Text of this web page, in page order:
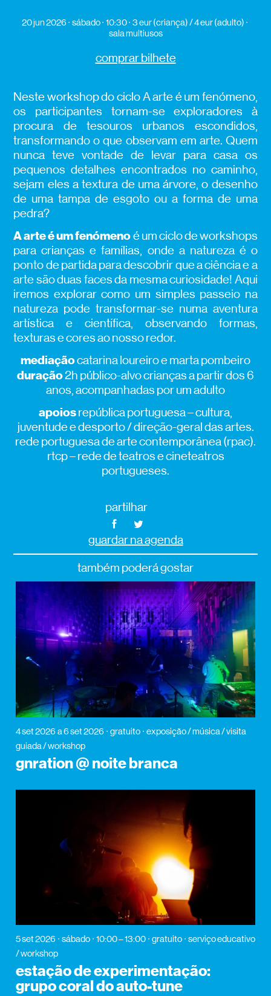
20 jun 2026 sábado 10:30 3 eur (criança) / 4 eur (adulto)
sala multiusos
comprar bilhete
Neste workshop do ciclo A arte é um fenómeno,
os participantes tornam-se exploradores à
procura de tesouros urbanos escondidos,
transformando o que observam em arte. Quem
nunca teve vontade de levar para casa os
pequenos detalhes encontrados no caminho,
sejam eles a textura de uma árvore, o desenho
de uma tampa de esgoto ou a forma de uma
pedra?
A arte é um fenómenoé um ciclo de workshops
para crianças e famílias, onde a natureza é o
ponto de partida para descobrir que a ciência e a
arte são duas faces da mesma curiosidade! Aqui
iremos explorar como um simples passeio na
natureza pode transformar-se numa aventura
artística e científica, observando formas,
texturas e cores ao nosso redor.
mediaçãocatarina loureiro e marta pombeiro
duração2h público-alvo crianças a partir dos 6
anos, acompanhadas por um adulto
apoiosrepública portuguesa – cultura,
juventude e desporto / direção-geral das artes.
rede portuguesa de arte contemporânea (rpac).
rtcp – rede de teatros e cineteatros
portugueses.
partilhar
guardar na agenda
também poderá gostar
4 set 2026 a 6 set 2026 gratuito
exposição / música / visita
guiada / workshop
gnration @ noite branca
5 set 2026 sábado 10:00 – 13:00 gratuito
serviço educativo
/ workshop
estação de experimentação:
grupo coral do auto-tune